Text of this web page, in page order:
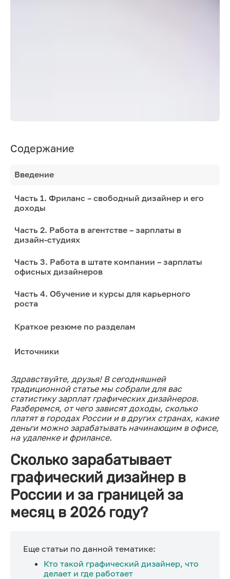
Содержание
Введение
Часть 1. Фриланс – свободный дизайнер и его
доходы
Часть 2. Работа в агентстве – зарплаты в
дизайн-студиях
Часть 3. Работа в штате компании – зарплаты
офисных дизайнеров
Часть 4. Обучение и курсы для карьерного
роста
Краткое резюме по разделам
Источники
Здравствуйте, друзья! В сегодняшней
традиционной статье мы собрали для вас
статистику зарплат графических дизайнеров.
Разберемся, от чего зависят доходы, сколько
платят в городах России и в других странах, какие
деньги можно зарабатывать начинающим в офисе,
на удаленке и фрилансе.
Сколько зарабатывает
графический дизайнер в
России и за границей за
месяц в 2026 году?
Еще статьи по данной тематике:
Кто такой графический дизайнер, что
делает и где работает